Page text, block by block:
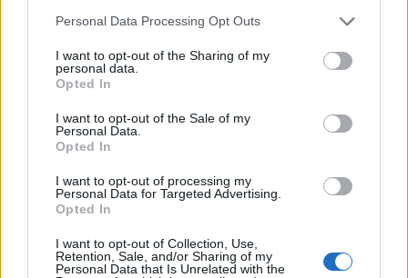
Personal Data Processing Opt Outs
I want to opt-out of the Sharing of my
personal data.
Opted In
I want to opt-out of the Sale of my
Personal Data.
Opted In
I want to opt-out of processing my
Personal Data for Targeted Advertising.
Opted In
I want to opt-out of Collection, Use,
Retention, Sale, and/or Sharing of my
Personal Data that Is Unrelated with the
essere presente per lavoro, salute o altri impegni
legittimi. Perdere il diritto di rinnovo è una
sanzione meno drastica del ritiro immediato, ma
colpisca il tifoso onesto tanto quanto lo
speculatore.